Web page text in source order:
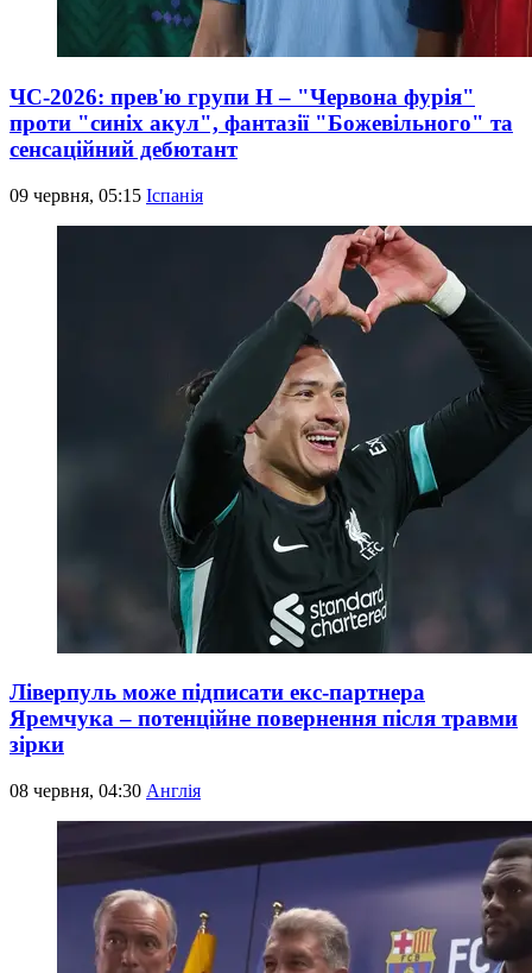
ЧС-2026: прев'ю групи Н – "Червона фурія"
проти "синіх акул", фантазії "Божевільного" та
сенсаційний дебютант
09 червня, 05:15 Іспанія
Ліверпуль може підписати екс-партнера
Яремчука – потенційне повернення після травми
зірки
08 червня, 04:30 Англія